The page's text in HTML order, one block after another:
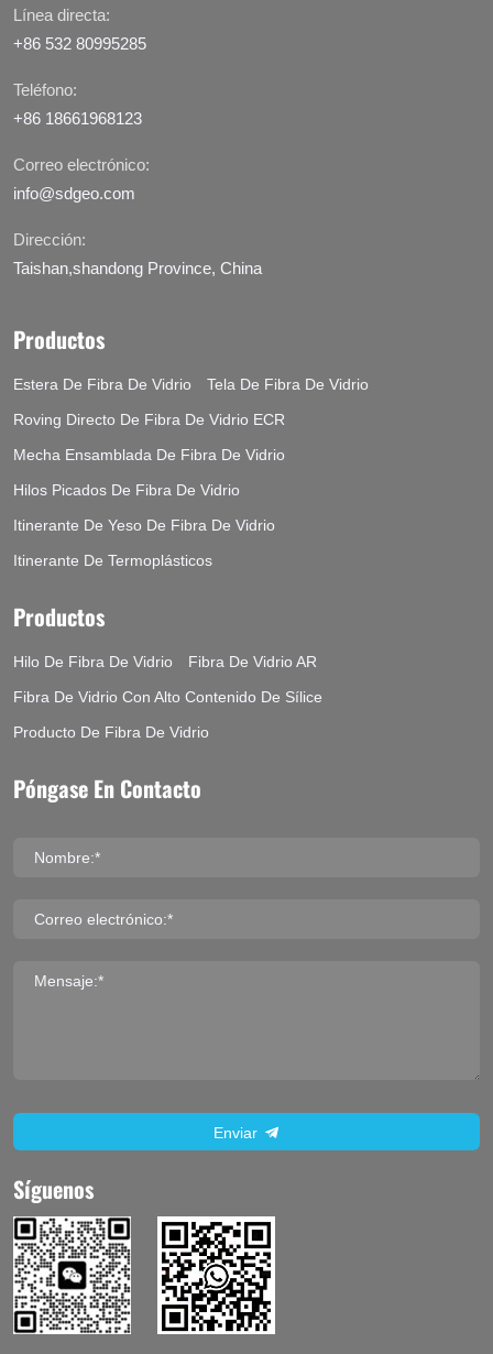
Línea directa:
+86 532 80995285
Teléfono:
+86 18661968123
Correo electrónico:
info@sdgeo.com
Dirección:
Taishan,shandong Province, China
Productos
Estera De Fibra De Vidrio
Tela De Fibra De Vidrio
Roving Directo De Fibra De Vidrio ECR
Mecha Ensamblada De Fibra De Vidrio
Hilos Picados De Fibra De Vidrio
Itinerante De Yeso De Fibra De Vidrio
Itinerante De Termoplásticos
Productos
Hilo De Fibra De Vidrio
Fibra De Vidrio AR
Fibra De Vidrio Con Alto Contenido De Sílice
Producto De Fibra De Vidrio
Póngase En Contacto
Nombre:*
Correo electrónico:*
Mensaje:*
Enviar
Síguenos